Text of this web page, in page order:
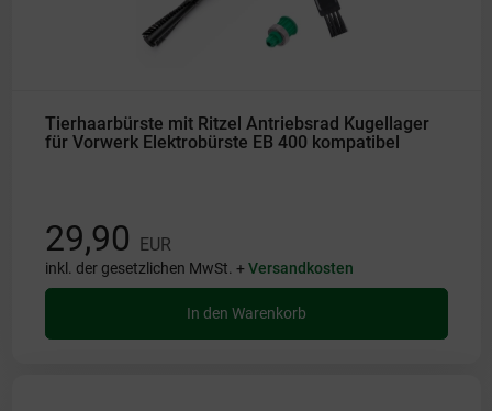
Tierhaarbürste mit Ritzel Antriebsrad Kugellager
für Vorwerk Elektrobürste EB 400 kompatibel
29,90 EUR
inkl. der gesetzlichen MwSt. +Versandkosten
In den Warenkorb